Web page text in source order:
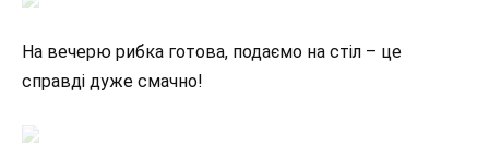
На вечерю рибка готова, подаємо на стіл – це
справді дуже смачно!